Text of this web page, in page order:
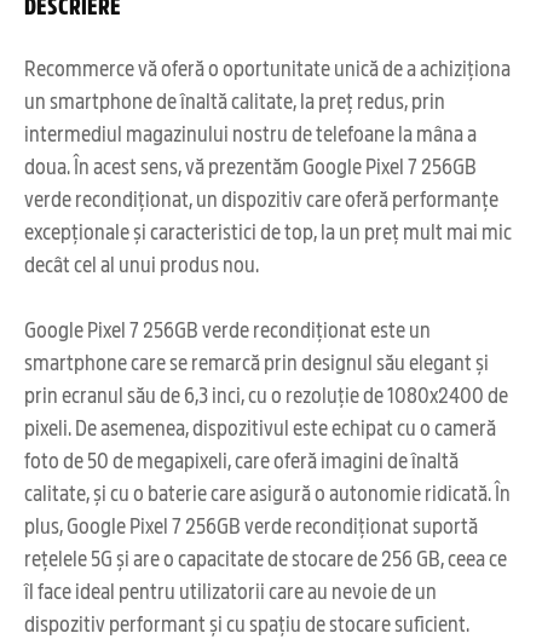
Recommerce vă oferă o oportunitate unică de a achiziționa
un smartphone de înaltă calitate, la preț redus, prin
intermediul magazinului nostru de telefoane la mâna a
doua. În acest sens, vă prezentăm Google Pixel 7 256GB
verde recondiționat, un dispozitiv care oferă performanțe
excepționale și caracteristici de top, la un preț mult mai mic
decât cel al unui produs nou.
Google Pixel 7 256GB verde recondiționat este un
smartphone care se remarcă prin designul său elegant și
prin ecranul său de 6,3 inci, cu o rezoluție de 1080x2400 de
pixeli. De asemenea, dispozitivul este echipat cu o cameră
foto de 50 de megapixeli, care oferă imagini de înaltă
calitate, și cu o baterie care asigură o autonomie ridicată. În
plus, Google Pixel 7 256GB verde recondiționat suportă
rețelele 5G și are o capacitate de stocare de 256 GB, ceea ce
îl face ideal pentru utilizatorii care au nevoie de un
dispozitiv performant și cu spațiu de stocare suficient.